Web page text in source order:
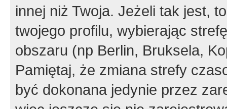
innej niż Twoja. Jeżeli tak jest,
twojego profilu, wybierając
obszaru (np Berlin, Bruksela,
Pamiętaj, że zmiana strefy
być dokonana jedynie przez